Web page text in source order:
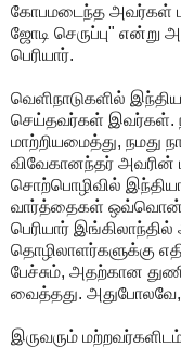
கோபமடைந்த அவர்கள்
ஜோடி செருப்பு" என்று
பெரியார்.
வெளிநாடுகளில்
செய்தவர்கள் இவர்கள்.
மாற்றியமைத்து, நமது
விவேகானந்தர் அவரின்
சொற்பொழிவில் இந்தியா
வார்த்தைகள்
பெரியார்
தொழிலாளர்களுக்கு
பேச்சும், அதற்கான
வைத்தது.
இருவரும்